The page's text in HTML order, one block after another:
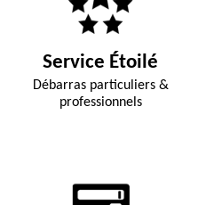
Service Étoilé
Débarras particuliers &
professionnels